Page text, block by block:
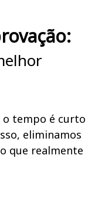
o tempo é curto
eliminamos
que realmente